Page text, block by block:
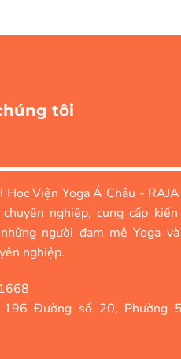
tôi
Học Viện Yoga Á Châu -
nghiệp, cung cấp
người đam mê Yoga
nghiệp.
196 Đường số 20, Phường